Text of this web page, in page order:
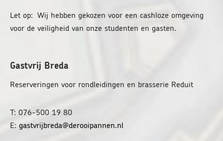
Let op: Wij hebben gekozen voor een cashloze omgeving
voor de veiligheid van onze studenten en gasten.
Gastvrij Breda
Reserveringen voor rondleidingen en brasserie Reduit
T: 076-500 19 80
E: gastvrijbreda@derooipannen.nl